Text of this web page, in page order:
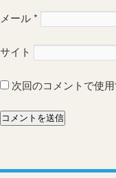
メール*
サイト
次回のコメントで使